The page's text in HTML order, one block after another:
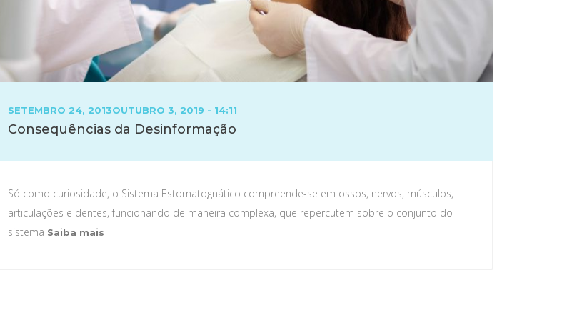
POSTED
SETEMBRO 24, 2013OUTUBRO 3, 2019 - 14:11
Consequências da Desinformação
Só como curiosidade, o Sistema Estomatognático compreende-se em ossos, nervos, músculos,
articulações e dentes, funcionando de maneira complexa, que repercutem sobre o conjunto do
sistema Saiba mais